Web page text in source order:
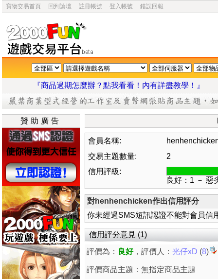
寶物交易首頁 回到論壇 註冊帳號 登入帳號 錯誤回報
『商品過期怎麼辦？點我看看！內有詳盡教學
贊助廣告
會員名稱:
交易主題數量:
2
信用評級:
良好：1 － 惡
對henhenchicken作出信用評分
你未經過SMS短訊認證不能對會員信
信用評分意見 (1)
評價為： 良好，評價人： 光仔xD (8)
評價商品主題：無指定商品主題